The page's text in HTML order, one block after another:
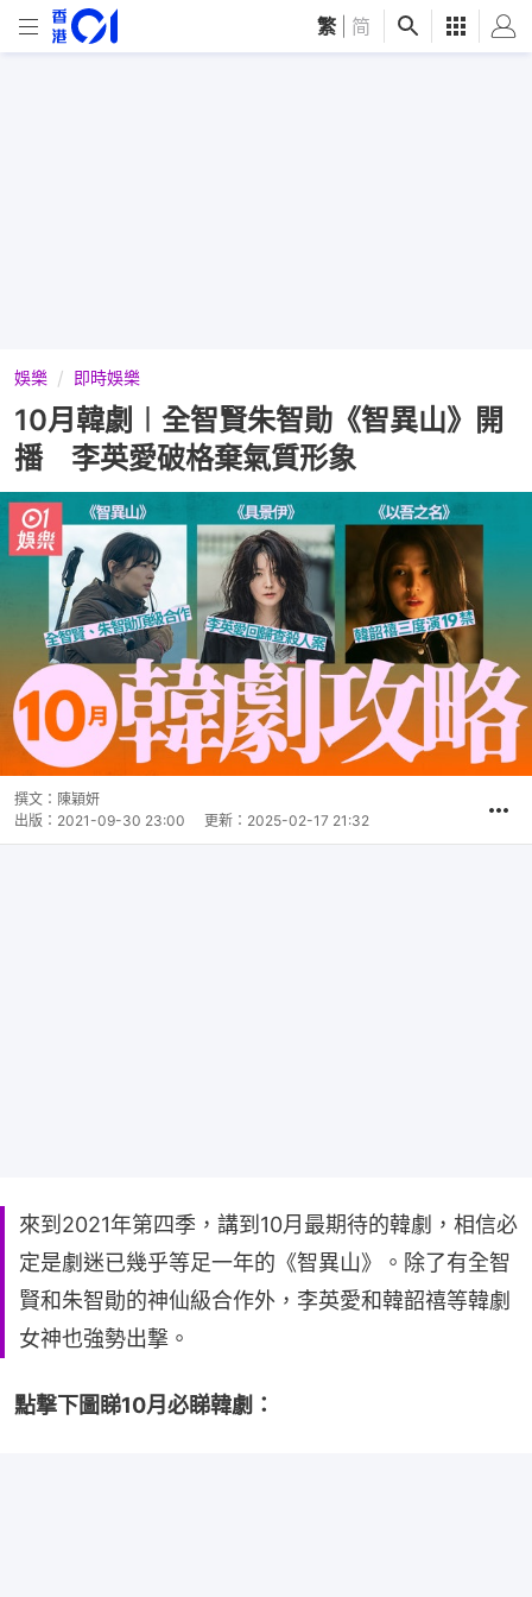
繁 简
娛樂 即時娛樂
10月韓劇︱全智賢朱智勛《智異山》開
播 李英愛破格棄氣質形象
撰文： 陳穎妍
出版： 2021-09-30 23:00 更新： 2025-02-17 21:32
來到2021年第四季，講到10月最期待的韓劇，相信必
定是劇迷已幾乎等足一年的《智異山》。除了有全智
賢和朱智勛的神仙級合作外，李英愛和韓韶禧等韓劇
女神也強勢出撃。
點撃下圖睇10月必睇韓劇：